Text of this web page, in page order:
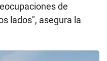
de
lados", asegura la